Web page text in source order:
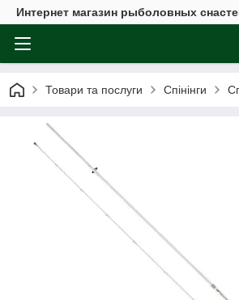
Интернет магазин рыболовных
Товари та послуги Спінінги